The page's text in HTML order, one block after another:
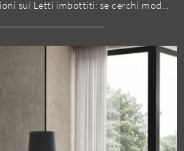
Clicca e ottieni informazioni sui Letti imbottiti: se cerchi modelli matrimoniali design, il modello Merak M19 Moretti Compact Giorno Notte fa per te.